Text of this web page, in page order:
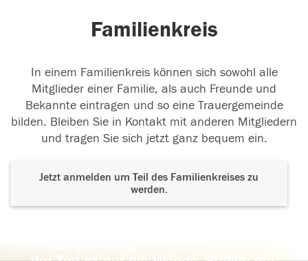
Familienkreis
In einem Familienkreis können sich sowohl alle
Mitglieder einer Familie, als auch Freunde und
Bekannte eintragen und so eine Trauergemeinde
bilden. Bleiben Sie in Kontakt mit anderen Mitgliedern
und tragen Sie sich jetzt ganz bequem ein.
Jetzt anmelden um Teil des Familienkreises zu
werden.